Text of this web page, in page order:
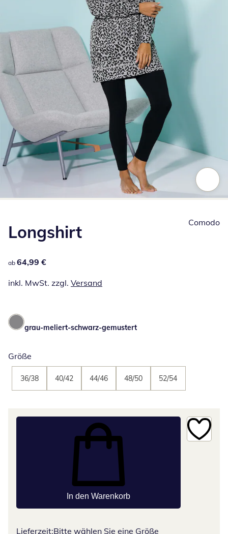
Longshirt
64,99 €
ab 64,99 €
inkl. MwSt. zzgl. Versand
Comodo
grau-meliert-schwarz-gemustert
Größe
36/38 40/42 44/46 48/50 52/54
In den Warenkorb
Lieferzeit:Bitte wählen Sie eine Größe